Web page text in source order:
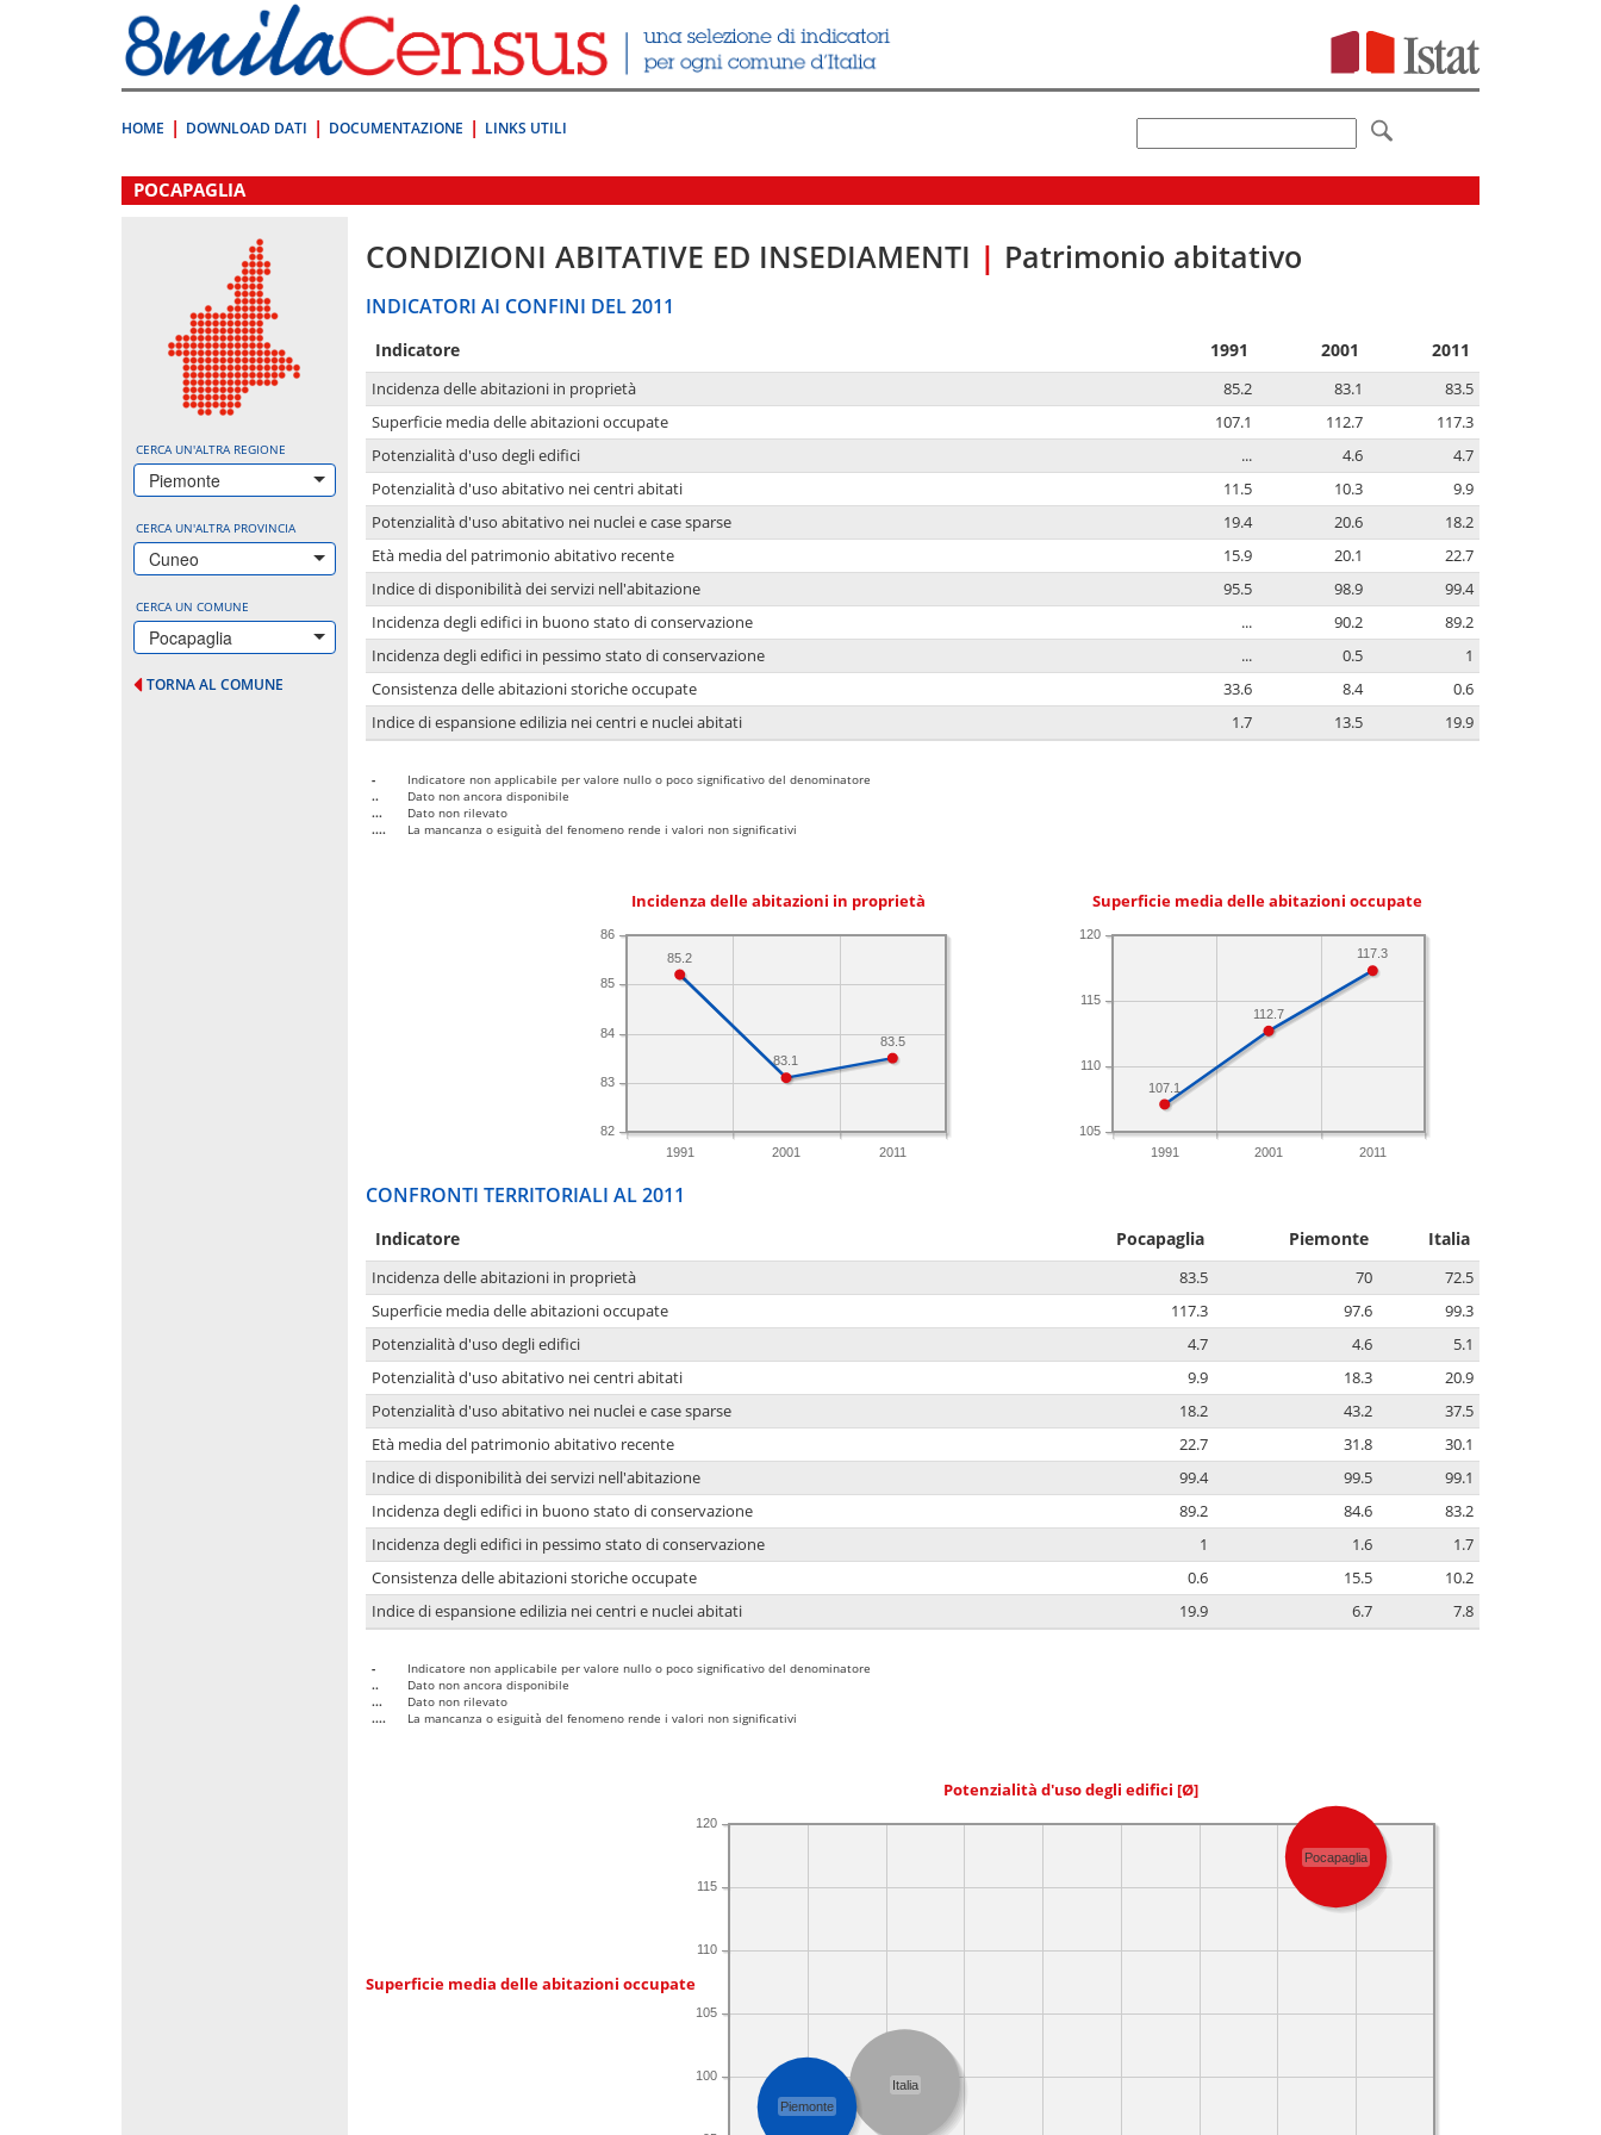
direttamente
a:
Contenuto
HOME DOWNLOAD DATI DOCUMENTAZIONE LINKS UTILI
.
POCAPAGLIA
CERCA UN'ALTRA REGIONE
Piemonte
CERCA UN'ALTRA PROVINCIA
Cuneo
CERCA UN COMUNE
Pocapaglia
TORNA AL COMUNE
CONDIZIONI ABITATIVE ED INSEDIAMENTI | Patrimonio abitativo
INDICATORI AI CONFINI DEL 2011
Indicatore 1991 2001 2011
Incidenza delle abitazioni in proprietà 85.2 83.1
83.5
Superficie media delle abitazioni occupate
107.1 112.7
117.3
Potenzialità d'uso degli edifici
... 4.6
4.7
Potenzialità d'uso abitativo nei centri abitati
11.5 10.3
9.9
Potenzialità d'uso abitativo nei nuclei e case sparse
19.4 20.6
18.2
Età media del patrimonio abitativo recente
15.9 20.1
22.7
Indice di disponibilità dei servizi nell'abitazione
95.5 98.9
99.4
Incidenza degli edifici in buono stato di conservazione
... 90.2
89.2
Incidenza degli edifici in pessimo stato di conservazione
... 0.5
1
Consistenza delle abitazioni storiche occupate
33.6 8.4
0.6
Indice di espansione edilizia nei centri e nuclei abitati
1.7 13.5 19.9
-
Indicatore non applicabile per valore nullo o poco significativo del denominatore
..
Dato non ancora disponibile
...
Dato non rilevato
....
La mancanza o esiguità del fenomeno rende i valori non significativi
Incidenza delle abitazioni in proprietà
1991 2001 2011
82
83
84
85
86
83.5
83.1
85.2
Superficie media delle abitazioni occupate
1991 2001 2011
105
110
115
120
117.3
112.7
107.1
CONFRONTI TERRITORIALI AL 2011
Indicatore Pocapaglia Piemonte Italia
Incidenza delle abitazioni in proprietà 83.5 70
72.5
Superficie media delle abitazioni occupate
117.3 97.6
99.3
Potenzialità d'uso degli edifici
4.7 4.6
5.1
Potenzialità d'uso abitativo nei centri abitati
9.9 18.3
20.9
Potenzialità d'uso abitativo nei nuclei e case sparse
18.2 43.2
37.5
Età media del patrimonio abitativo recente
22.7 31.8
30.1
Indice di disponibilità dei servizi nell'abitazione
99.4 99.5
99.1
Incidenza degli edifici in buono stato di conservazione
89.2 84.6
83.2
Incidenza degli edifici in pessimo stato di conservazione
1 1.6
1.7
Consistenza delle abitazioni storiche occupate
0.6 15.5
10.2
Indice di espansione edilizia nei centri e nuclei abitati
19.9 6.7 7.8
-
Indicatore non applicabile per valore nullo o poco significativo del denominatore
..
Dato non ancora disponibile
...
Dato non rilevato
....
La mancanza o esiguità del fenomeno rende i valori non significativi
Potenzialità d'uso degli edifici [Ø]
Superficie media delle abitazioni occupate
100
105
110
115
120
Italia
Pocapaglia
Piemonte